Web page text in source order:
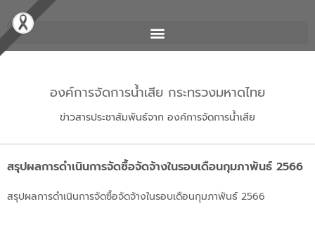
องค์การจัดการน้ำเสีย กระทรวงมหาดไทย
ข่าวสารประชาสัมพันธ์จาก องค์การจัดการน้ำเสีย
สรุปผลการดำเนินการจัดซื้อจัดจ้างในรอบเดือนกุมภาพันธ์ 2566
สรุปผลการดำเนินการจัดซื้อจัดจ้างในรอบเดือนกุมภาพันธ์ 2566